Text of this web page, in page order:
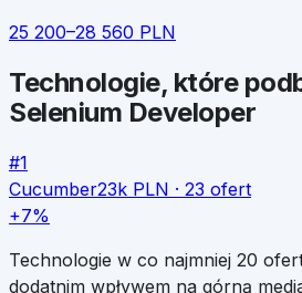
25 200–28 560 PLN
Technologie, które
Selenium Developer
#1
Cucumber23k PLN · 23 ofert
+7%
Technologie w co najmniej 20
dodatnim wpływem na górną